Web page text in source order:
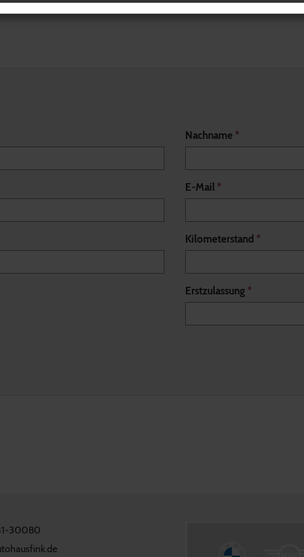
Nachname *
E-Mail *
Kilometerstand *
Erstzulassung *
30080